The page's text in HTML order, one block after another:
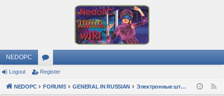
NEDOPC
or
u
Logout Register
NEDOPC FORUMS GENERAL IN RUSSIAN Электронные штучки